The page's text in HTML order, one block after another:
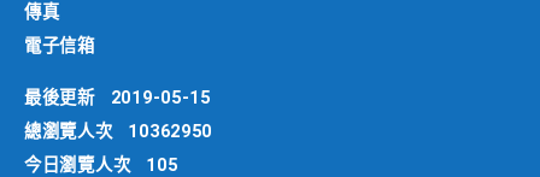
傳真
電子信箱
最後更新
2019-05-15
總瀏覽人次
10362950
今日瀏覽人次
105